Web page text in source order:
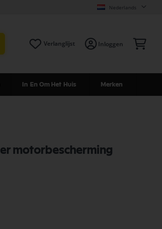
Nederlands
Verlanglijst Inloggen
In En Om Het Huis Merken
motorbescherming